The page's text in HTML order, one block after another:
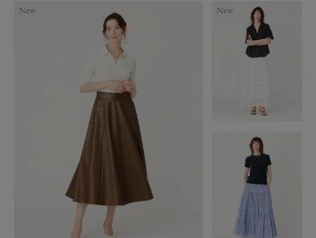
New New